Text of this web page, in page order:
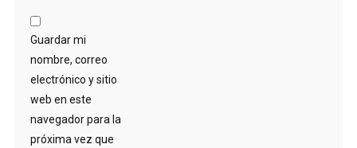
Guardar mi
nombre, correo
electrónico y sitio
web en este
navegador para la
próxima vez que